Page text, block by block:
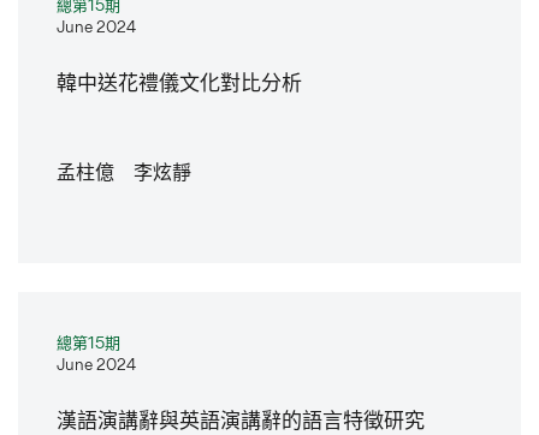
June 2024
韓中送花禮儀文化對比分析
孟柱億 李炫靜
總第15期
June 2024
漢語演講辭與英語演講辭的語言特徵研究